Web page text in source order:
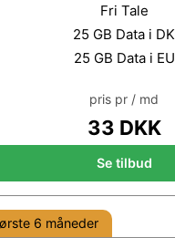
Fri Tale
25 GB Data i DK
25 GB Data i EU
pris pr / md
33 DKK
Se tilbud
6 måneder